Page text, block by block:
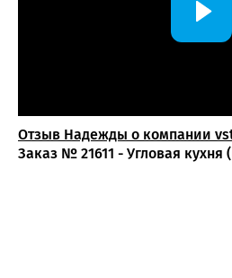
Отзыв Надежды о компании
Заказ № 21611 - Угловая кухня